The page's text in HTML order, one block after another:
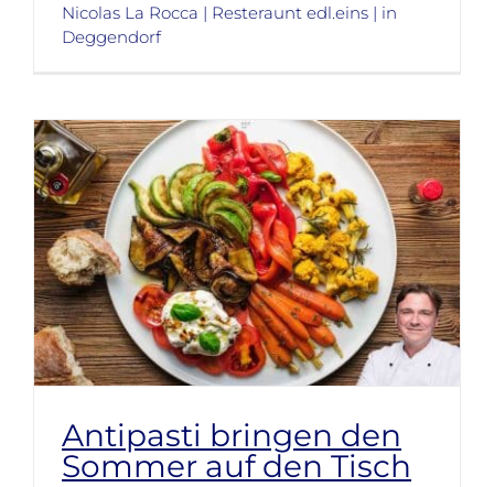
Nicolas La Rocca | Resteraunt edl.eins | in
Deggendorf
Antipasti bringen den
Sommer auf den Tisch